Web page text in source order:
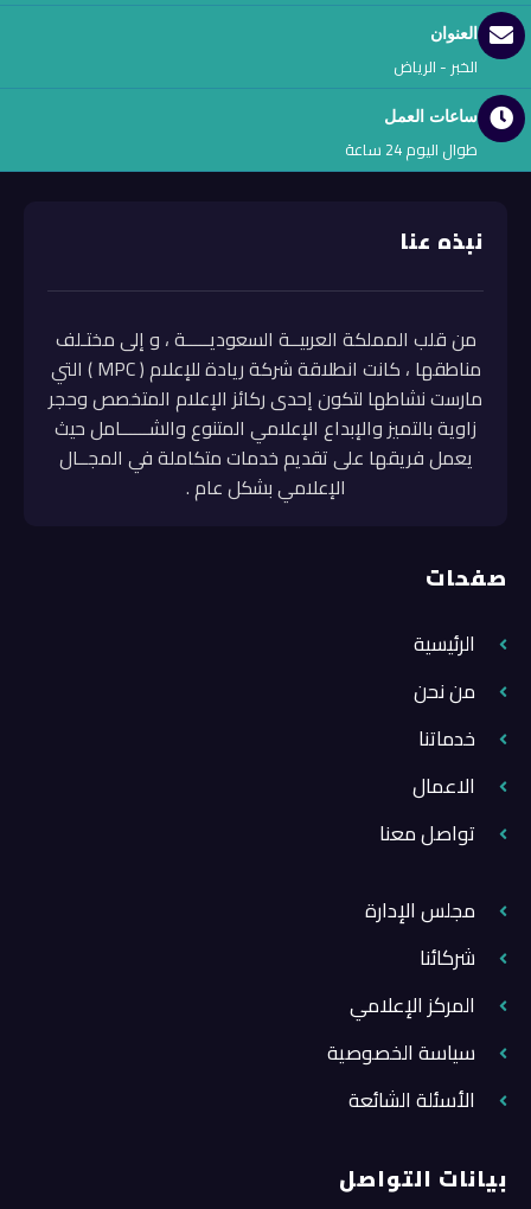
العنوان
الخبر - الرياض
ساعات العمل
طوال اليوم 24 ساعة
نبذه عنا
من قلب المملكة العربيــة السعوديـــــة ، و إلى مختـلف
مناطقها ، كانت انطلاقة شركة ريادة للإعلام ( MPC ) التي
مارست نشاطها لتكون إحدى ركائز الإعلام المتخصص وحجر
زاوية بالتميز والإبداع الإعلامي المتنوع والشــــــامل حيث
يعمل فريقها على تقديم خدمات متكاملة في المجــال
الإعلامي بشكل عام .
صفحات
الرئيسية
من نحن
خدماتنا
الاعمال
تواصل معنا
مجلس الإدارة
شركائنا
المركز الإعلامي
سياسة الخصوصية
الأسئلة الشائعة
بيانات التواصل